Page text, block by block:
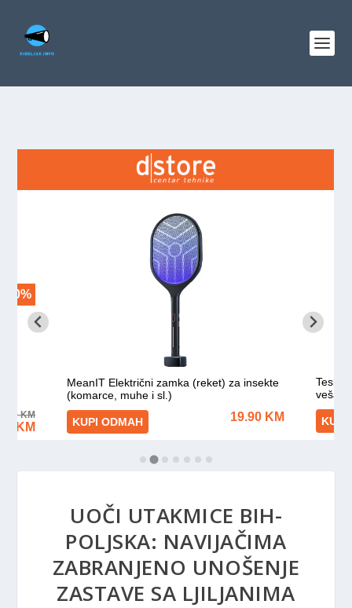
UOČI UTAKMICE BIH-
POLJSKA: NAVIJAČIMA
ZABRANJENO UNOŠENJE
ZASTAVE SA LJILJANIMA